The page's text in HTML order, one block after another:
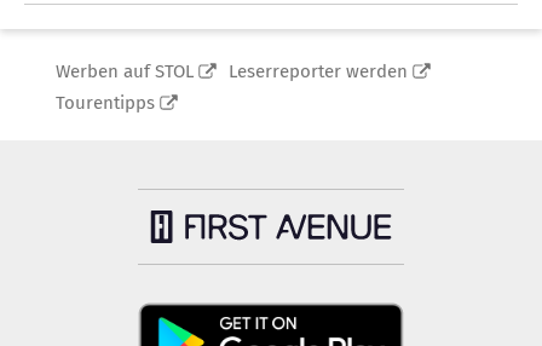
Werben auf STOL
Leserreporter werden
Tourentipps